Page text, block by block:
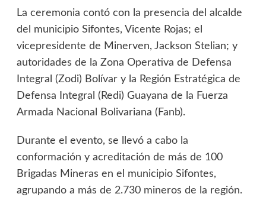
La ceremonia contó con la presencia del alcalde
del municipio Sifontes, Vicente Rojas; el
vicepresidente de Minerven, Jackson Stelian; y
autoridades de la Zona Operativa de Defensa
Integral (Zodi) Bolívar y la Región Estratégica de
Defensa Integral (Redi) Guayana de la Fuerza
Armada Nacional Bolivariana (Fanb).
Durante el evento, se llevó a cabo la
conformación y acreditación de más de 100
Brigadas Mineras en el municipio Sifontes,
agrupando a más de 2.730 mineros de la región.